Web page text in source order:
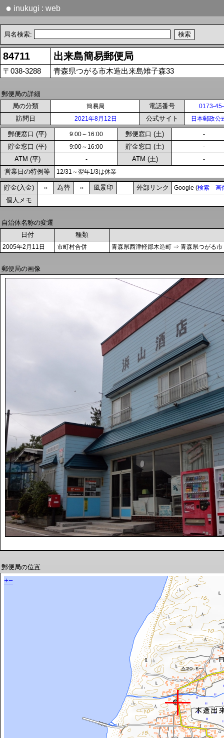
● inukugi : web
局名検索:
84711 出来島簡易郵便局
〒038-3288 青森県つがる市木造出来島雉子森33
郵便局の詳細
局の分類
簡易局 電話番号 0173-
訪問日 2021年8月12日 公式サイト 日本郵政公
郵便窓口 (平) 9:00～16:00 郵便窓口 (土) -
貯金窓口 (平) 9:00～16:00 貯金窓口 (土) -
ATM (平) - ATM (土) -
営業日の特例等 12/31～翌年1/3は休業
貯金(入金) ○ 為替 ○ 風景印 外部リンク Google (検索 画
個人メモ
自治体名称の変遷
日付
種類
2005年2月11日 市町村合併 青森県西津軽郡木造町 ⇒ 青森県つがる市
郵便局の画像
郵便局の位置